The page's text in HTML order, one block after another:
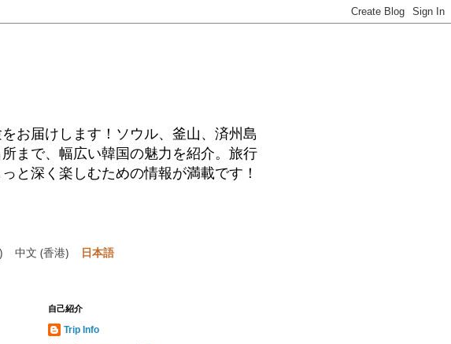
お届けします！ソウル、釜山、済州島
まで、幅広い韓国の魅力を紹介。旅行
と深く楽しむための情報が満載です！
中文 (香港) 日本語
自己紹介
Trip Info